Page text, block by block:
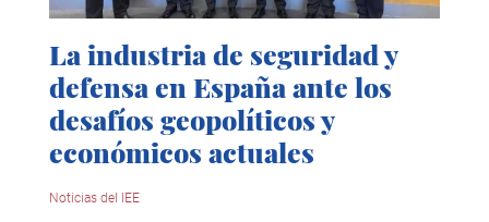
La industria de seguridad y
defensa en España ante los
desafíos geopolíticos y
económicos actuales
Noticias del IEE